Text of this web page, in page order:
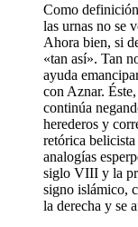
Como
las urnas no se
Ahora bien, si
«tan así». Tan
ayuda
con Aznar.
continúa
herederos y
retórica
analogías
siglo VIII y la
signo islámico,
la derecha y se